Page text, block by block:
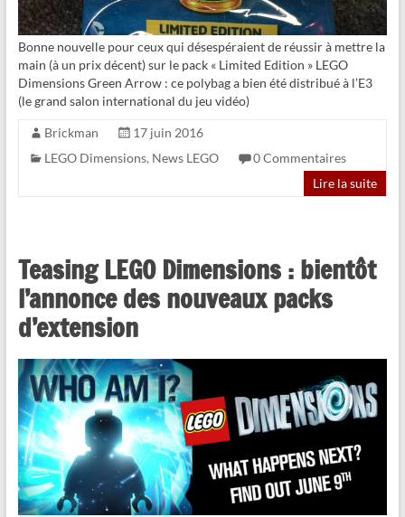
Bonne nouvelle pour ceux qui désespéraient de réussir à mettre la
main (à un prix décent) sur le pack « Limited Edition » LEGO
Dimensions Green Arrow : ce polybag a bien été distribué à l’E3
(le grand salon international du jeu vidéo)
Brickman
17 juin 2016
LEGO Dimensions, News LEGO
0 Commentaires
Lire la suite
Teasing LEGO Dimensions : bientôt
l’annonce des nouveaux packs
d’extension